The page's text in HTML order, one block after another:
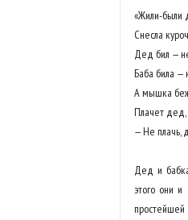
«Жили-были
Снесла
Дед бил —
Баба била —
А мышка
Плачет дед,
— Не плачь,
Дед и
этого они и